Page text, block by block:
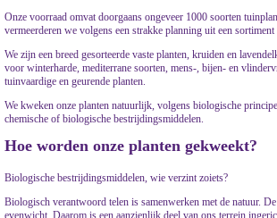
Onze voorraad omvat doorgaans ongeveer 1000 soorten
vermeerderen we volgens een strakke planning uit een
We zijn een breed gesorteerde vaste planten, kruiden en
voor winterharde, mediterrane soorten, mens-, bijen- en
tuinvaardige en geurende planten.
We kweken onze planten natuurlijk, volgens biologische
chemische of biologische bestrijdingsmiddelen.
Hoe worden onze planten gekweekt?
Biologische bestrijdingsmiddelen, wie verzint zoiets?
Biologisch verantwoord telen is samenwerken met de natuur.
evenwicht. Daarom is een aanzienlijk deel van ons terrein